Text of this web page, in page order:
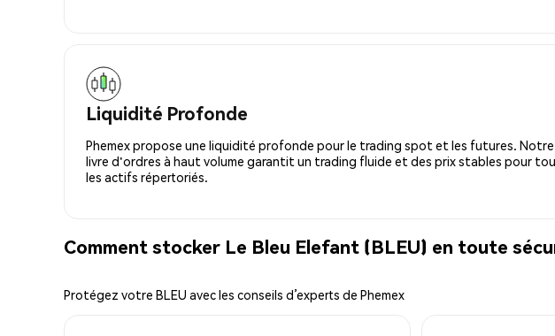
Liquidité Profonde
Phemex propose une liquidité profonde pour le trading spot et les futures. Notre
livre d'ordres à haut volume garantit un trading fluide et des prix stables pour
les actifs répertoriés.
Comment stocker Le Bleu Elefant (BLEU) en toute
Protégez votre BLEU avec les conseils d’experts de Phemex